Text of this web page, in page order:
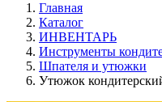
Главная
Каталог
ИНВЕНТАРЬ
Инструменты
Шпателя и утюжки
Утюжок